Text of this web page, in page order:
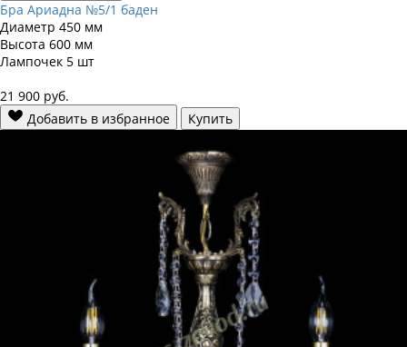
Бра Ариадна №5/1 баден
Диаметр 450 мм
Высота 600 мм
Лампочек 5 шт
21 900 руб.
Добавить в избранное
Купить